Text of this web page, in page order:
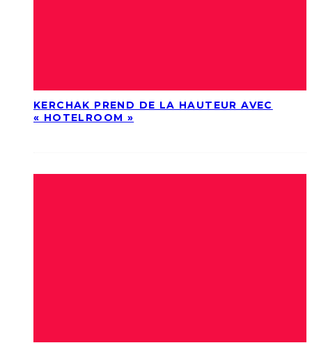
KERCHAK PREND DE LA HAUTEUR AVEC
« HOTELROOM »